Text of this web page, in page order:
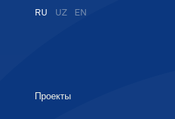
RU UZ EN
Проекты